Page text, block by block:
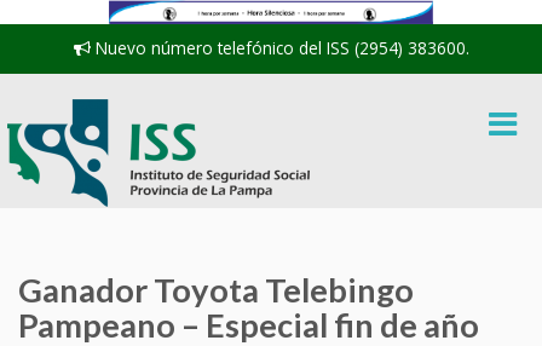
Nuevo número telefónico del ISS (2954) 383600.
Ganador Toyota Telebingo
Pampeano – Especial fin de año